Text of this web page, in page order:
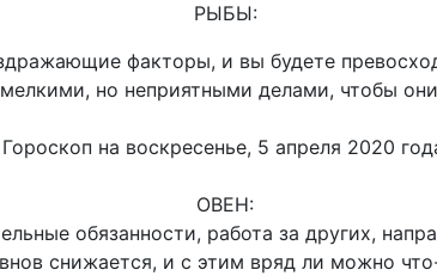
РЫБЫ:
факторы, и вы будете
но неприятными делами, чтобы
Гороскоп на воскресенье, 5 апреля 2020
ОВЕН:
обязанности, работа за других,
снижается, и с этим вряд ли можно